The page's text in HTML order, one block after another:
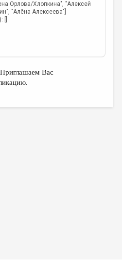
Орлова/Хлопкина", "Алексей
"Алёна Алексеева"]
[]
Вас